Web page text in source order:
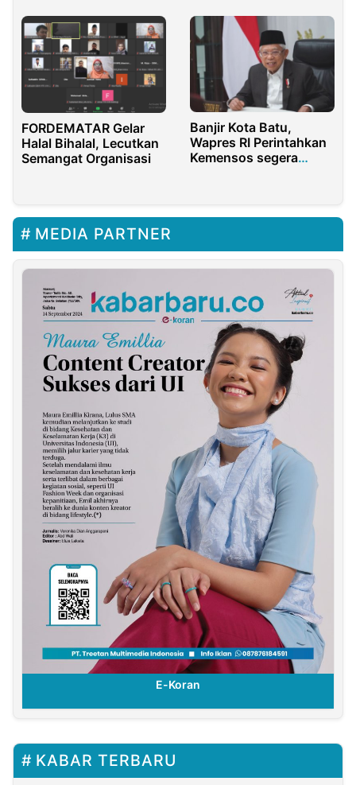
FORDEMATAR Gelar
Halal Bihalal, Lecutkan
Semangat Organisasi
Banjir Kota Batu,
Wapres RI Perintahkan
Kemensos segera
MEDIA PARTNER
E-Koran
KABAR TERBARU